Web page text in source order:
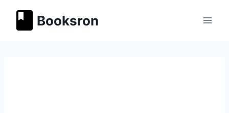
содержимому
Booksron